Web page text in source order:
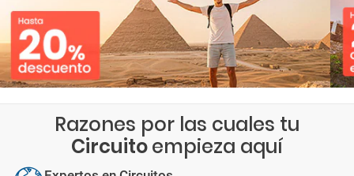
Razones por las cuales tu
Circuitoempieza aquí